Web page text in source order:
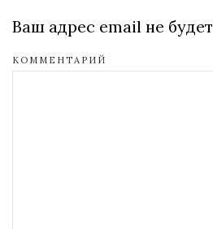
Ваш адрес email не
КОММЕНТАРИЙ